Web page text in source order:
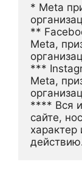
* Meta
**
Meta,
***
Meta,
**** Вся
сайте,
характер